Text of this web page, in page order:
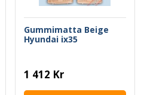
Gummimatta Beige
Hyundai ix35
1 412 Kr